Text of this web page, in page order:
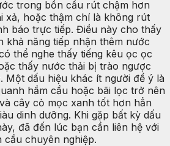
trong bồn cầu rút chậm hơn
xả, hoặc thậm chí là không rút
báo trực tiếp. Điều này cho thấy
khả năng tiếp nhận thêm nước
thể nghe thấy tiếng kêu ọc ọc
thấy nước thải bị trào ngược
Một dấu hiệu khác ít người để ý là
hầm cầu hoặc bãi lọc trở nên
cây cỏ mọc xanh tốt hơn hẳn
dinh dưỡng. Khi gặp bất kỳ dấu
đã đến lúc bạn cần liên hệ với
chuyên nghiệp.